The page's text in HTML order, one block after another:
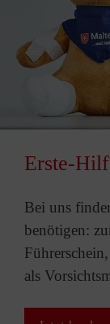
Erste-
Bei uns
benötigen:
als